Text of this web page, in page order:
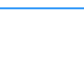
İptal
İnceleme